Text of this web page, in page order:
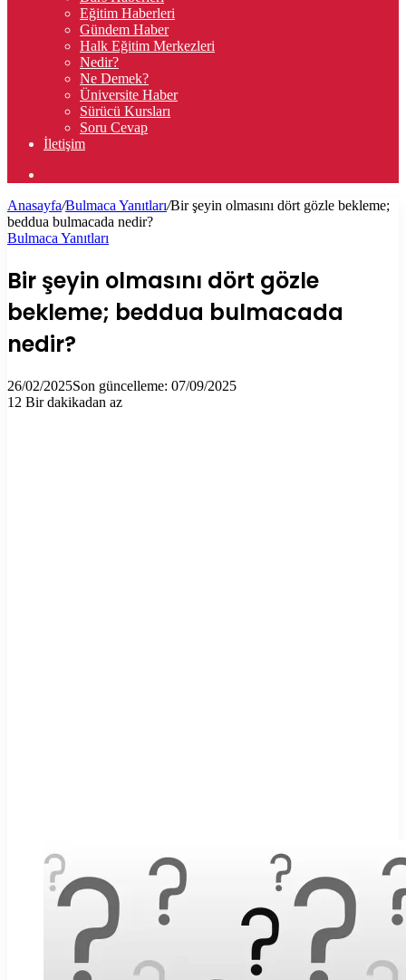
Eğitim Haberleri
Gündem Haber
Halk Eğitim Merkezleri
Nedir?
Ne Demek?
Üniversite Haber
Sürücü Kursları
Soru Cevap
İletişim
...
Anasayfa/Bulmaca Yanıtları/Bir şeyin olmasını dört gözle bekleme;
beddua bulmacada nedir?
Bulmaca Yanıtları
Bir şeyin olmasını dört gözle
bekleme; beddua bulmacada
nedir?
26/02/2025Son güncelleme: 07/09/2025
12 Bir dakikadan az